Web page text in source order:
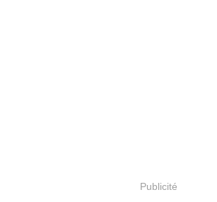
Publicité